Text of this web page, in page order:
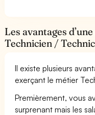
Les avantages
Technicien /
Il existe plusieurs
exerçant le métier
Premièrement, vous
surprenant mais les